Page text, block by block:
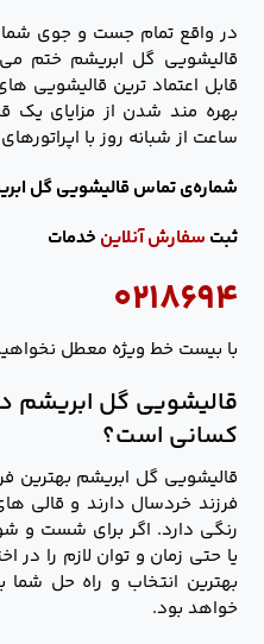
در واقع تمام جست و جوی شما
قالیشویی گل ابریشم ختم
قابل اعتماد ترین قالیشویی
بهره مند شدن از مزایای یک
ساعت از شبانه روز با
شماره‌ی تماس قالیشویی گل
ثبت سفارش آنلاین خدمات
۰۲۱۸۶۹۴
با بیست خط ویژه معطل
قالیشویی گل ابریشم
کسانی است؟
قالیشویی گل ابریشم بهترین
فرزند خردسال دارند و قالی
رنگی دارد. اگر برای شست و
یا حتی زمان و توان لازم را در
بهترین انتخاب و راه حل
خواهد بود.